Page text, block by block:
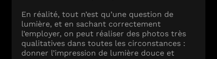
En réalité, tout n’est qu’une question de
lumière, et en sachant correctement
l’employer, on peut réaliser des photos très
qualitatives dans toutes les circonstances :
donner l’impression de lumière douce et